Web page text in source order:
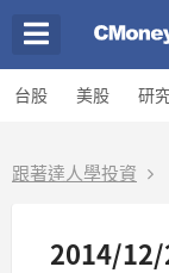
台股 美股 研
跟著達人學投資
2014/12/